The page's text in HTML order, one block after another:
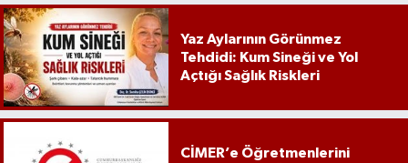
Yaz Aylarının Görünmez
Tehdidi: Kum Sineği ve Yol
Açtığı Sağlık Riskleri
CİMER’e Öğretmenlerini